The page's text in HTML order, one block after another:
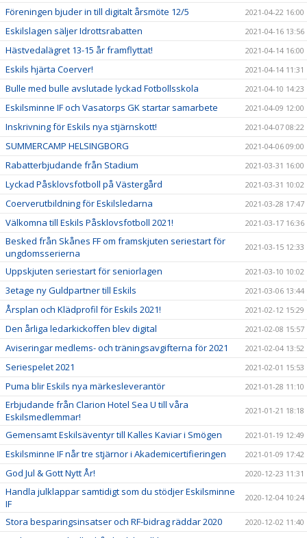
Föreningen bjuder in till digitalt årsmöte 12/5 2021-04-22 16:00
Eskilslagen säljer Idrottsrabatten 2021-04-16 13:56
Hästvedalägret 13-15 år framflyttat! 2021-04-14 16:00
Eskils hjärta Coerver! 2021-04-14 11:31
Bulle med bulle avslutade lyckad Fotbollsskola 2021-04-10 14:23
Eskilsminne IF och Vasatorps GK startar samarbete 2021-04-09 12:00
Inskrivning för Eskils nya stjärnskott! 2021-04-07 08:22
SUMMERCAMP HELSINGBORG 2021-04-06 09:00
Rabatterbjudande från Stadium 2021-03-31 16:00
Lyckad Påsklovsfotboll på Västergård 2021-03-31 10:02
Coerverutbildning för Eskilsledarna 2021-03-28 17:47
Välkomna till Eskils Påsklovsfotboll 2021! 2021-03-17 16:36
Besked från Skånes FF om framskjuten seriestart för
ungdomsserierna
2021-03-15 12:33
Uppskjuten seriestart för seniorlagen 2021-03-10 10:02
3etage ny Guldpartner till Eskils 2021-03-06 13:44
Årsplan och Klädprofil för Eskils 2021! 2021-02-12 15:29
Den årliga ledarkickoffen blev digital 2021-02-08 15:57
Aviseringar medlems- och träningsavgifterna för 2021 2021-02-04 13:52
Seriespelet 2021 2021-02-01 15:53
Puma blir Eskils nya märkesleverantör 2021-01-28 11:10
Erbjudande från Clarion Hotel Sea U till våra
Eskilsmedlemmar!
2021-01-21 18:18
Gemensamt Eskilsäventyr till Kalles Kaviar i Smögen 2021-01-19 12:49
Eskilsminne IF når tre stjärnor i Akademicertifieringen 2021-01-09 17:42
God Jul & Gott Nytt År! 2020-12-23 11:31
Handla julklappar samtidigt som du stödjer Eskilsminne
IF
2020-12-04 10:24
Stora besparingsinsatser och RF-bidrag räddar 2020 2020-12-02 11:40